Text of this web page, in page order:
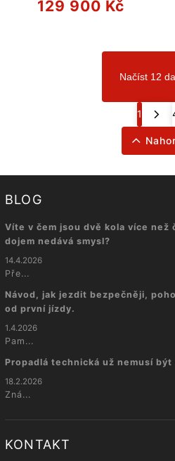
129 900 Kč
Načíst 12
1
BLOG
Víte v čem jsou dvě kola více
dojem nedává smysl?
14.4.2026
Pře...
Návod, jak jezdit bezpečněji,
od první jízdy.
1.4.2026
Pam...
Propadlá technická už nemusí být
18.2.2026
Zná...
KONTAKT